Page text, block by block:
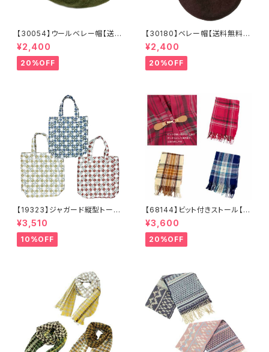
【30054】ウールベレー帽【送料
無料】帽子 カーキ グリー
ン 秋冬 フェルトベレー レト
ロ 無地 チョボ シンプル
¥2,400
20%OFF
【30180】ベレー帽【送料無料】
フレンチ ベーシック 無地
ベージュ パープル ブラウ
ン シンプル ハット 秋冬
ウールベレー バスクベレー
¥2,400
20%OFF
【19323】ジャガード縦型トート
【送料無料】トレンド トートバッ
グ ジャガードバッグ ジャガー
ド生地 花柄 グレーベージ
ュ アイボリー ライトグレー
¥3,510
10%OFF
【68144】ビット付きストール【送
料無料】チェック柄 大判ストー
ル チェックストール アイボリ
ー ベージュ レッド ネイビ
ー フリンジ マフラー ひざ
¥3,600
20%OFF